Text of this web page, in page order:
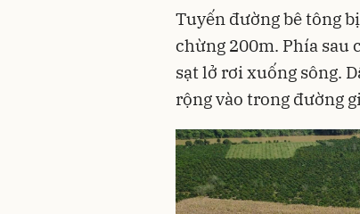
Tuyến đường bê tông
chừng 200m. Phía sau
sạt lở rơi xuống sông.
rộng vào trong đường